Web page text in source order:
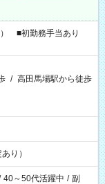
■初勤務手当あり
/ 高田馬場駅から徒歩
り）
40～50代活躍中 / 副